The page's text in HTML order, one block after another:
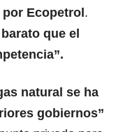
Ecopetrol.
que el
natural se ha
gobiernos”